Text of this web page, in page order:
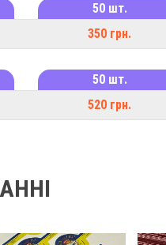
50 шт.
350 грн.
50 шт.
520 грн.